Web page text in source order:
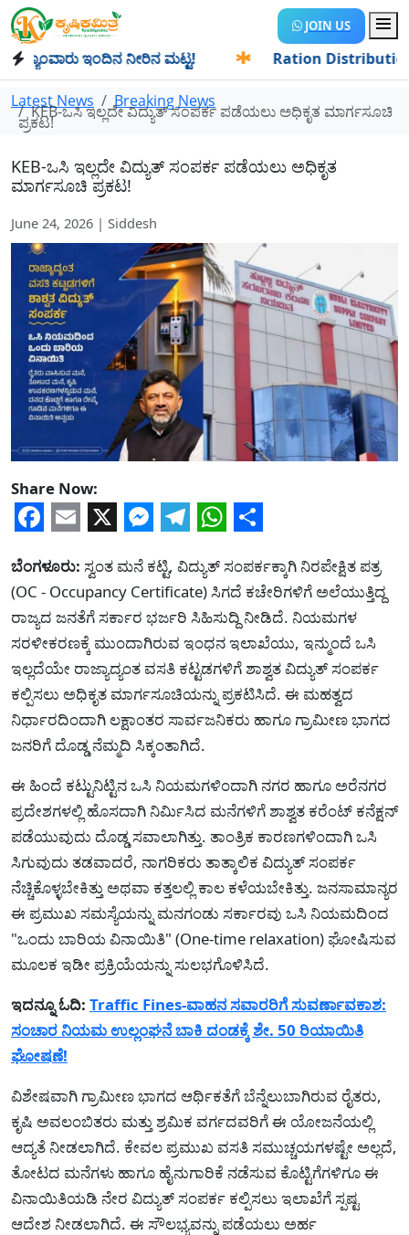
JOIN US
ಇಂದಿನ ನೀರಿನ ಮಟ್ಟ! Ration Distribution-
Latest News Breaking News
KEB-ಒಸಿ ಇಲ್ಲದೇ ವಿದ್ಯುತ್ ಸಂಪರ್ಕ ಪಡೆಯಲು ಅಧಿಕೃತ ಮಾರ್ಗಸೂಚಿ
ಪ್ರಕಟ!
KEB-ಒಸಿ ಇಲ್ಲದೇ ವಿದ್ಯುತ್ ಸಂಪರ್ಕ ಪಡೆಯಲು ಅಧಿಕೃತ
ಮಾರ್ಗಸೂಚಿ ಪ್ರಕಟ!
June 24, 2026 | Siddesh
Share Now:
ಬೆಂಗಳೂರು: ಸ್ವಂತ ಮನೆ ಕಟ್ಟಿ, ವಿದ್ಯುತ್ ಸಂಪರ್ಕಕ್ಕಾಗಿ ನಿರಪೇಕ್ಷಿತ ಪತ್ರ
(OC - Occupancy Certificate) ಸಿಗದೆ ಕಚೇರಿಗಳಿಗೆ ಅಲೆಯುತ್ತಿದ್ದ
ರಾಜ್ಯದ ಜನತೆಗೆ ಸರ್ಕಾರ ಭರ್ಜರಿ ಸಿಹಿಸುದ್ದಿ ನೀಡಿದೆ. ನಿಯಮಗಳ
ಸರಳೀಕರಣಕ್ಕೆ ಮುಂದಾಗಿರುವ ಇಂಧನ ಇಲಾಖೆಯು, ಇನ್ಮುಂದೆ ಒಸಿ
ಇಲ್ಲದೆಯೇ ರಾಜ್ಯಾದ್ಯಂತ ವಸತಿ ಕಟ್ಟಡಗಳಿಗೆ ಶಾಶ್ವತ ವಿದ್ಯುತ್ ಸಂಪರ್ಕ
ಕಲ್ಪಿಸಲು ಅಧಿಕೃತ ಮಾರ್ಗಸೂಚಿಯನ್ನು ಪ್ರಕಟಿಸಿದೆ. ಈ ಮಹತ್ವದ
ನಿರ್ಧಾರದಿಂದಾಗಿ ಲಕ್ಷಾಂತರ ಸಾರ್ವಜನಿಕರು ಹಾಗೂ ಗ್ರಾಮೀಣ ಭಾಗದ
ಜನರಿಗೆ ದೊಡ್ಡ ನೆಮ್ಮದಿ ಸಿಕ್ಕಂತಾಗಿದೆ.
ಈ ಹಿಂದೆ ಕಟ್ಟುನಿಟ್ಟಿನ ಒಸಿ ನಿಯಮಗಳಿಂದಾಗಿ ನಗರ ಹಾಗೂ ಅರೆನಗರ
ಪ್ರದೇಶಗಳಲ್ಲಿ ಹೊಸದಾಗಿ ನಿರ್ಮಿಸಿದ ಮನೆಗಳಿಗೆ ಶಾಶ್ವತ ಕರೆಂಟ್ ಕನೆಕ್ಷನ್
ಪಡೆಯುವುದು ದೊಡ್ಡ ಸವಾಲಾಗಿತ್ತು. ತಾಂತ್ರಿಕ ಕಾರಣಗಳಿಂದಾಗಿ ಒಸಿ
ಸಿಗುವುದು ತಡವಾದರೆ, ನಾಗರಿಕರು ತಾತ್ಕಾಲಿಕ ವಿದ್ಯುತ್ ಸಂಪರ್ಕ
ನೆಚ್ಚಿಕೊಳ್ಳಬೇಕಿತ್ತು ಅಥವಾ ಕತ್ತಲಲ್ಲಿ ಕಾಲ ಕಳೆಯಬೇಕಿತ್ತು. ಜನಸಾಮಾನ್ಯರ
ಈ ಪ್ರಮುಖ ಸಮಸ್ಯೆಯನ್ನು ಮನಗಂಡು ಸರ್ಕಾರವು ಒಸಿ ನಿಯಮದಿಂದ
"ಒಂದು ಬಾರಿಯ ವಿನಾಯಿತಿ" (One-time relaxation) ಘೋಷಿಸುವ
ಮೂಲಕ ಇಡೀ ಪ್ರಕ್ರಿಯೆಯನ್ನು ಸುಲಭಗೊಳಿಸಿದೆ.
ಇದನ್ನೂ ಓದಿ: Traffic Fines-ವಾಹನ ಸವಾರರಿಗೆ ಸುವರ್ಣಾವಕಾಶ:
ಸಂಚಾರ ನಿಯಮ ಉಲ್ಲಂಘನೆ ಬಾಕಿ ದಂಡಕ್ಕೆ ಶೇ. 50 ರಿಯಾಯಿತಿ
ಘೋಷಣೆ!
ವಿಶೇಷವಾಗಿ ಗ್ರಾಮೀಣ ಭಾಗದ ಆರ್ಥಿಕತೆಗೆ ಬೆನ್ನೆಲುಬಾಗಿರುವ ರೈತರು,
ಕೃಷಿ ಅವಲಂಬಿತರು ಮತ್ತು ಶ್ರಮಿಕ ವರ್ಗದವರಿಗೆ ಈ ಯೋಜನೆಯಲ್ಲಿ
ಆದ್ಯತೆ ನೀಡಲಾಗಿದೆ. ಕೇವಲ ಪ್ರಮುಖ ವಸತಿ ಸಮುಚ್ಚಯಗಳಷ್ಟೇ ಅಲ್ಲದೆ,
ತೋಟದ ಮನೆಗಳು ಹಾಗೂ ಹೈನುಗಾರಿಕೆ ನಡೆಸುವ ಕೊಟ್ಟಿಗೆಗಳಿಗೂ ಈ
ವಿನಾಯಿತಿಯಡಿ ನೇರ ವಿದ್ಯುತ್ ಸಂಪರ್ಕ ಕಲ್ಪಿಸಲು ಇಲಾಖೆಗೆ ಸ್ಪಷ್ಟ
ಆದೇಶ ನೀಡಲಾಗಿದೆ. ಈ ಸೌಲಭ್ಯವನ್ನು ಪಡೆಯಲು ಅರ್ಹ